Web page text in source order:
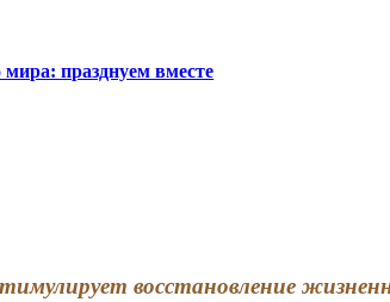
празднуем вместе
восстановление